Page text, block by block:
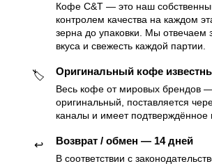
Кофе C&T — это наш
контролем качества на каждом
зерна до упаковки. Мы отвечаем
вкуса и свежесть каждой партии.
🏷 Оригинальный кофе
Весь кофе от мировых брендов
оригинальный, поставляется
каналы и имеет подтверждённое
↩️ Возврат / обмен — 14 дней
В соответствии с